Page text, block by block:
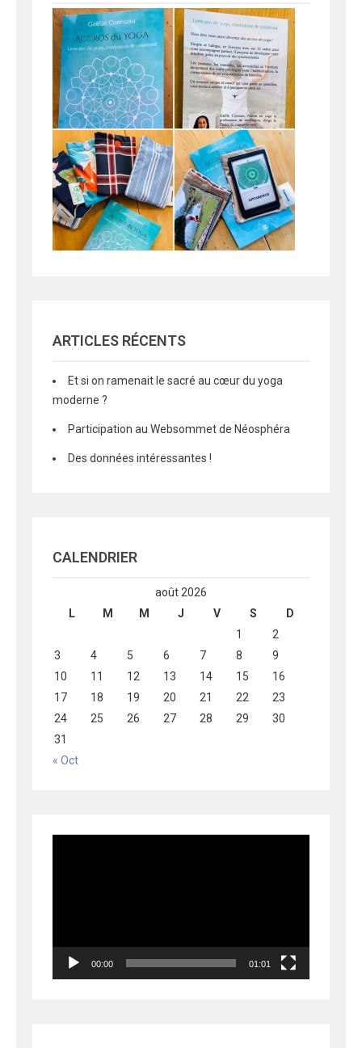
ARTICLES RÉCENTS
Et si on ramenait le sacré au cœur du yoga
moderne ?
Participation au Websommet de Néosphéra
Des données intéressantes !
CALENDRIER
août 2026
L
M M J V S
D
1
2
3
4 5 6 7 8
9
10
11 12 13 14 15
16
17
18 19 20 21 22
23
24
25 26 27 28 29
30
31
« Oct
00:00 01:01